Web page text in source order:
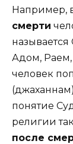
Например,
смерти
Адом,
человек
понятие
религии
после